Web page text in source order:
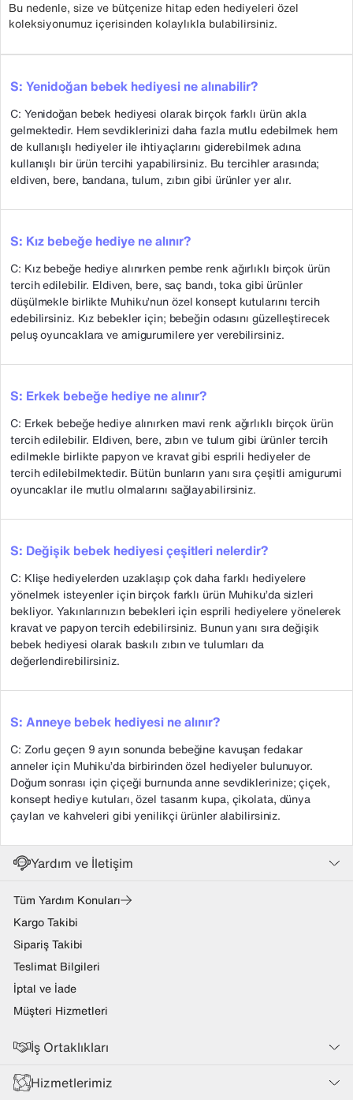
Bu nedenle, size ve bütçenize hitap eden hediyeleri özel
koleksiyonumuz içerisinden kolaylıkla bulabilirsiniz.
S: Yenidoğan bebek hediyesi ne alınabilir?
C: Yenidoğan bebek hediyesi olarak birçok farklı ürün akla
gelmektedir. Hem sevdiklerinizi daha fazla mutlu edebilmek hem
de kullanışlı hediyeler ile ihtiyaçlarını giderebilmek adına
kullanışlı bir ürün tercihi yapabilirsiniz. Bu tercihler arasında;
eldiven, bere, bandana, tulum, zıbın gibi ürünler yer alır.
S: Kız bebeğe hediye ne alınır?
C: Kız bebeğe hediye alınırken pembe renk ağırlıklı birçok ürün
tercih edilebilir. Eldiven, bere, saç bandı, toka gibi ürünler
düşülmekle birlikte Muhiku’nun özel konsept kutularını tercih
edebilirsiniz. Kız bebekler için; bebeğin odasını güzelleştirecek
peluş oyuncaklara ve amigurumilere yer verebilirsiniz.
S: Erkek bebeğe hediye ne alınır?
C: Erkek bebeğe hediye alınırken mavi renk ağırlıklı birçok ürün
tercih edilebilir. Eldiven, bere, zıbın ve tulum gibi ürünler tercih
edilmekle birlikte papyon ve kravat gibi esprili hediyeler de
tercih edilebilmektedir. Bütün bunların yanı sıra çeşitli amigurumi
oyuncaklar ile mutlu olmalarını sağlayabilirsiniz.
S: Değişik bebek hediyesi çeşitleri nelerdir?
C: Klişe hediyelerden uzaklaşıp çok daha farklı hediyelere
yönelmek isteyenler için birçok farklı ürün Muhiku’da sizleri
bekliyor. Yakınlarınızın bebekleri için esprili hediyelere yönelerek
kravat ve papyon tercih edebilirsiniz. Bunun yanı sıra değişik
bebek hediyesi olarak baskılı zıbın ve tulumları da
değerlendirebilirsiniz.
S: Anneye bebek hediyesi ne alınır?
C: Zorlu geçen 9 ayın sonunda bebeğine kavuşan fedakar
anneler için Muhiku’da birbirinden özel hediyeler bulunuyor.
Doğum sonrası için çiçeği burnunda anne sevdiklerinize; çiçek,
konsept hediye kutuları, özel tasarım kupa, çikolata, dünya
çayları ve kahveleri gibi yenilikçi ürünler alabilirsiniz.
Yardım ve İletişim
Tüm Yardım Konuları
Kargo Takibi
Sipariş Takibi
Teslimat Bilgileri
İptal ve İade
Müşteri Hizmetleri
İş Ortaklıkları
Hizmetlerimiz